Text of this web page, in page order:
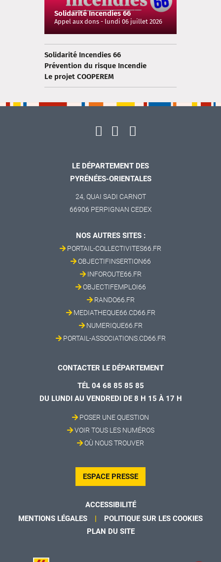
Solidarité Incendies 66
Appel aux dons - lundi 06 juillet 2026
Solidarité Incendies 66
Prévention du risque Incendie
Le projet COOPEREM
LE DÉPARTEMENT DES
PYRÉNÉES-ORIENTALES
24, QUAI SADI CARNOT
66906 PERPIGNAN CEDEX
NOS AUTRES SITES :
PORTAIL-COLLECTIVITES66.FR
OBJECTIFINSERTION66
INFOROUTE66.FR
OBJECTIFEMPLOI66
RANDO66.FR
MEDIATHEQUE66.CD66.FR
NUMERIQUE66.FR
PORTAIL-ASSOCIATIONS.CD66.FR
CONTACTER LE DÉPARTEMENT
TÉL 04 68 85 85 85
DU LUNDI AU VENDREDI DE 8 H 15 À 17 H
POSER UNE QUESTION
VOIR TOUS LES NUMÉROS
OÙ NOUS TROUVER
ESPACE PRESSE
ACCESSIBILITÉ
MENTIONS LÉGALES
POLITIQUE SUR LES COOKIES
PLAN DU SITE